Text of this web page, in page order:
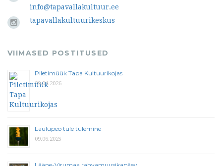
info@tapavallakultuur.ee
tapavallakultuurikeskus
VIIMASED POSTITUSED
Piletimüük Tapa Kultuurikojas
29.04.2026
Laulupeo tule tulemine
09.06.2025